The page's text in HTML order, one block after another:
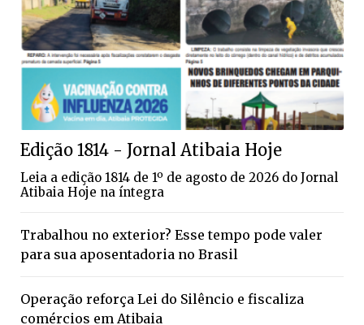
Edição 1814 - Jornal Atibaia Hoje
Leia a edição 1814 de 1º de agosto de 2026 do Jornal
Atibaia Hoje na íntegra
Trabalhou no exterior? Esse tempo pode valer
para sua aposentadoria no Brasil
Operação reforça Lei do Silêncio e fiscaliza
comércios em Atibaia